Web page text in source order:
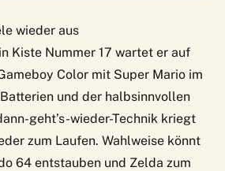
wieder aus
Kiste Nummer 17 wartet er auf
Color mit Super Mario im
und der halbsinnvollen
geht’s-wieder-Technik kriegt
zum Laufen. Wahlweise könnt
64 entstauben und Zelda zum